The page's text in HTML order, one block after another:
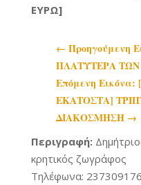
ΕΥΡΩ]
← Προηγoύμενη
ΠΛΑΤΥΤΕΡΑ
Επόμενη Εικόνα:
ΕΚΑΤΟΣΤΑ]
ΔΙΑΚΟΣΜΗΣΗ→
Περιγραφή:
κρητικός ζωγράφος
Τηλέφωνα: